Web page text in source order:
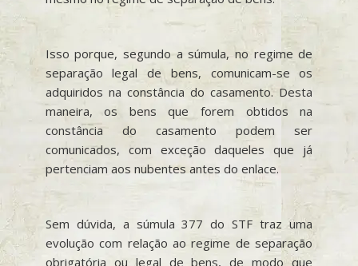
Isso porque, segundo a súmula, no regime de
separação legal de bens, comunicam-se os
adquiridos na constância do casamento. Desta
maneira, os bens que forem obtidos na
constância do casamento podem ser
comunicados, com exceção daqueles que já
pertenciam aos nubentes antes do enlace.
Sem dúvida, a súmula 377 do STF traz uma
evolução com relação ao regime de separação
obrigatória ou legal de bens, de modo que